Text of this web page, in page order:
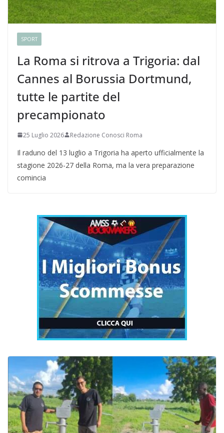
SPORT
La Roma si ritrova a Trigoria: dal
Cannes al Borussia Dortmund,
tutte le partite del
precampionato
25 Luglio 2026 Redazione Conosci Roma
Il raduno del 13 luglio a Trigoria ha aperto ufficialmente la
stagione 2026-27 della Roma, ma la vera preparazione
comincia